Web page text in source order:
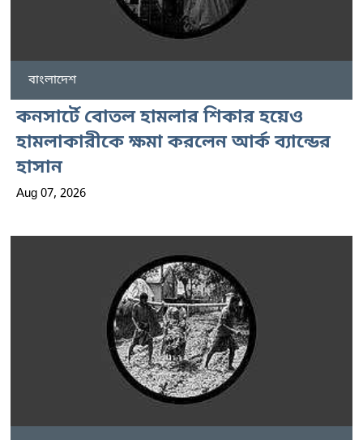
বাংলাদেশ
কনসার্টে বোতল হামলার শিকার হয়েও
হামলাকারীকে ক্ষমা করলেন আর্ক ব্যান্ডের
হাসান
Aug 07, 2026